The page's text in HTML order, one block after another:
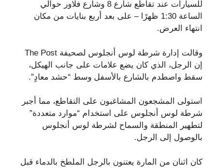
للسيارات عند تقاطع شارع 8 وشارع فلاور حوالي
الساعة 1:30 ظهرًا – على بعد أربع بنايات من مكان
انتهاء العرض.
وقالت إدارة شرطة لوس أنجلوس لصحيفة The Post
إن الرجل، الذي كان يضع علامات على جانب الهيكل،
سقط واصطدم بالشارع بالأسفل وسط “حشد معادٍ”.
استولى المشجعون المشاغبون على التقاطع، مما أجبر
شرطة لوس أنجلوس على استخدام “موارد متعددة”
لتطهير المنطقة والسماح لشرطة لوس أنجلوس
بالوصول إلى الرجل.
كان اثنان من المارة يعتنون بالرجل الملطخ بالدماء قبل